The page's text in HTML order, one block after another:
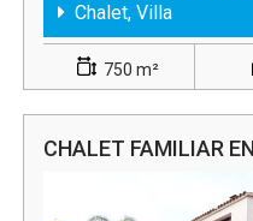
Chalet, Villa
750 m²
CHALET FAMILIAR